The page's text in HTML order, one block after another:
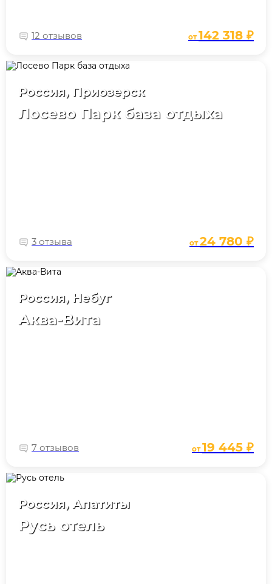
12 отзывов от142 318 ₽
Россия, Приозерск
Лосево Парк база отдыха
3 отзыва от24 780 ₽
Россия, Небуг
Аква-Вита
7 отзывов от19 445 ₽
Россия, Апатиты
Русь отель